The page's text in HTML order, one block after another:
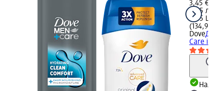
3,45 €
6,75 лв.
0,05 L
(134,95
Dove
Care